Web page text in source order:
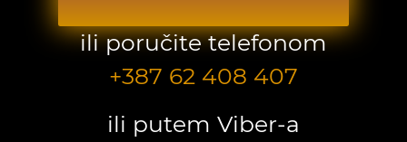
ili poručite telefonom
+387 62 408 407
ili putem Viber-a